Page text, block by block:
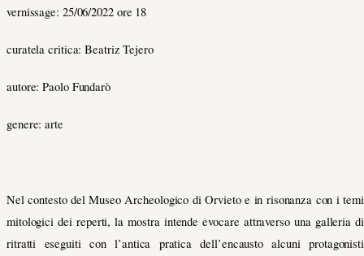
vernissage: 25/06/2022 ore 18
curatela critica: Beatriz Tejero
autore: Paolo Fundarò
genere: arte
Nel contesto del Museo Archeologico di Orvieto e in risonanza con i temi
mitologici dei reperti, la mostra intende evocare attraverso una galleria di
ritratti eseguiti con l’antica pratica dell’encausto alcuni protagonisti